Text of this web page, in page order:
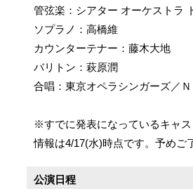
管弦楽：シアター オーケストラ
ソプラノ：高橋維
カウンターテナー：藤木大地
バリトン：萩原潤
合唱：東京オペラシンガーズ／
※すでに発表になっているキャ
情報は4/17(水)時点です。予めご
公演日程